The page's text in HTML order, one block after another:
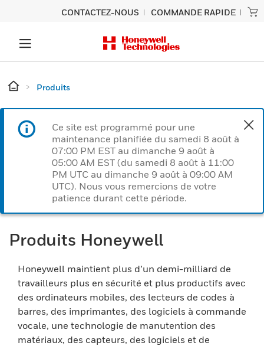
CONTACTEZ-NOUS COMMANDE RAPIDE
Produits
Ce site est programmé pour une
maintenance planifiée du samedi 8 août à
07:00 PM EST au dimanche 9 août à
05:00 AM EST (du samedi 8 août à 11:00
PM UTC au dimanche 9 août à 09:00 AM
UTC). Nous vous remercions de votre
patience durant cette période.
Produits Honeywell
Honeywell maintient plus d’un demi-milliard de
travailleurs plus en sécurité et plus productifs avec
des ordinateurs mobiles, des lecteurs de codes à
barres, des imprimantes, des logiciels à commande
vocale, une technologie de manutention des
matériaux, des capteurs, des logiciels et de